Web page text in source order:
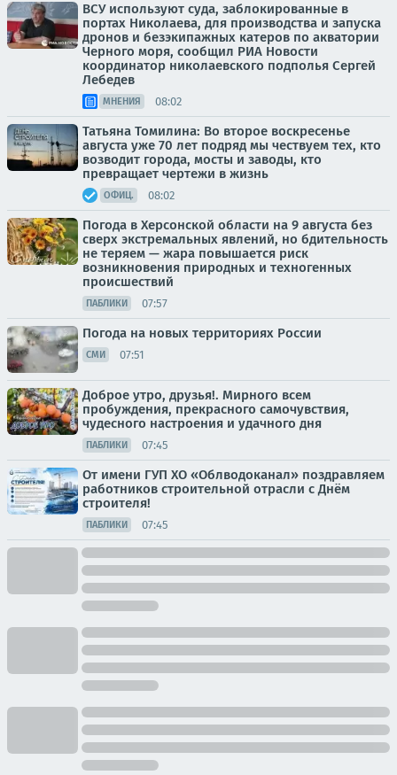
ВСУ используют суда, заблокированные в
портах Николаева, для производства и запуска
дронов и безэкипажных катеров по акватории
Черного моря, сообщил РИА Новости
координатор николаевского подполья Сергей
Лебедев
МНЕНИЯ 08:02
Татьяна Томилина: Во второе воскресенье
августа уже 70 лет подряд мы чествуем тех, кто
возводит города, мосты и заводы, кто
превращает чертежи в жизнь
ОФИЦ. 08:02
Погода в Херсонской области на 9 августа без
сверх экстремальных явлений, но бдительность
не теряем — жара повышается риск
возникновения природных и техногенных
происшествий
ПАБЛИКИ 07:57
Погода на новых территориях России
СМИ 07:51
Доброе утро, друзья!. Мирного всем
пробуждения, прекрасного самочувствия,
чудесного настроения и удачного дня
ПАБЛИКИ 07:45
От имени ГУП ХО «Облводоканал» поздравляем
работников строительной отрасли с Днём
строителя!
ПАБЛИКИ 07:45